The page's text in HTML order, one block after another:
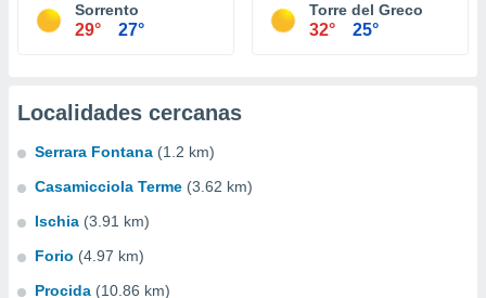
Sorrento
29° 27°
Torre del Greco
32° 25°
Localidades cercanas
Serrara Fontana (1.2 km)
Casamicciola Terme (3.62 km)
Ischia (3.91 km)
Forio (4.97 km)
Procida (10.86 km)